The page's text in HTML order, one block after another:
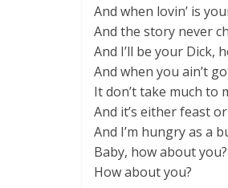
And when lovin’ is
And the story never
And I’ll be your Dick,
And when you ain’t
It don’t take much to
And it’s either feast
And I’m hungry as a
Baby, how about you?
How about you?